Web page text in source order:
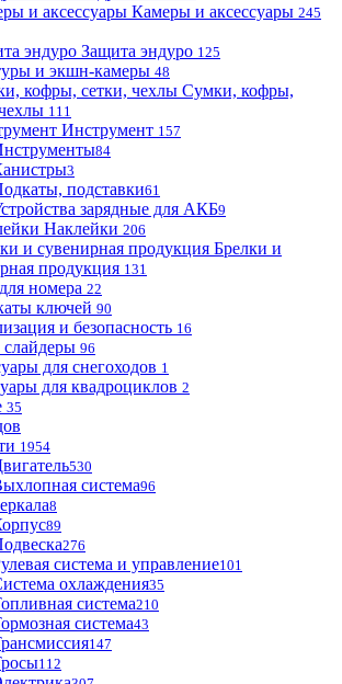
Камеры и аксессуары 245
Защита эндуро 125
и экшн-камеры 48
Сумки, кофры,
111
Инструмент 157
84
3
подставки61
зарядные для АКБ9
Наклейки 206
Брелки и
продукция 131
номера 22
ключей 90
и безопасность 16
96
для снегоходов 1
для квадроциклов 2
35
1954
530
система96
8
89
276
система и управление101
охлаждения35
система210
система43
147
112